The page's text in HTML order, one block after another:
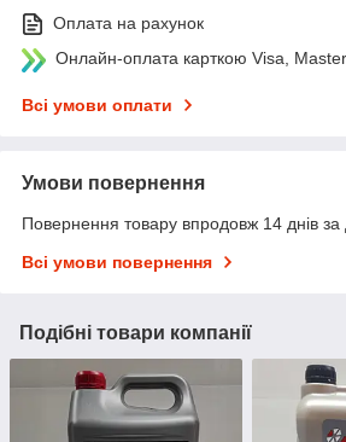
Оплата на рахунок
Онлайн-оплата карткою Visa,
Всі умови оплати
Умови повернення
Повернення товару впродовж 14 днів за
Всі умови повернення
Подібні товари компанії